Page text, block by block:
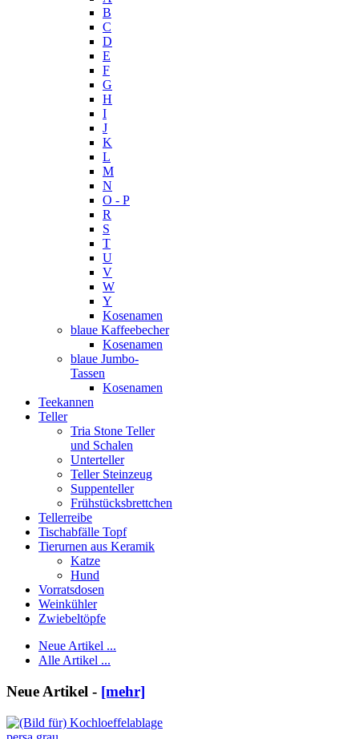
B
C
D
E
F
G
H
I
J
K
L
M
N
O - P
R
S
T
U
V
W
Y
Kosenamen
blaue Kaffeebecher
Kosenamen
blaue Jumbo-
Tassen
Kosenamen
Teekannen
Teller
Tria Stone Teller
und Schalen
Unterteller
Teller Steinzeug
Suppenteller
Frühstücksbrettchen
Tellerreibe
Tischabfälle Topf
Tierurnen aus Keramik
Katze
Hund
Vorratsdosen
Weinkühler
Zwiebeltöpfe
Neue Artikel ...
Alle Artikel ...
Neue Artikel - [mehr]